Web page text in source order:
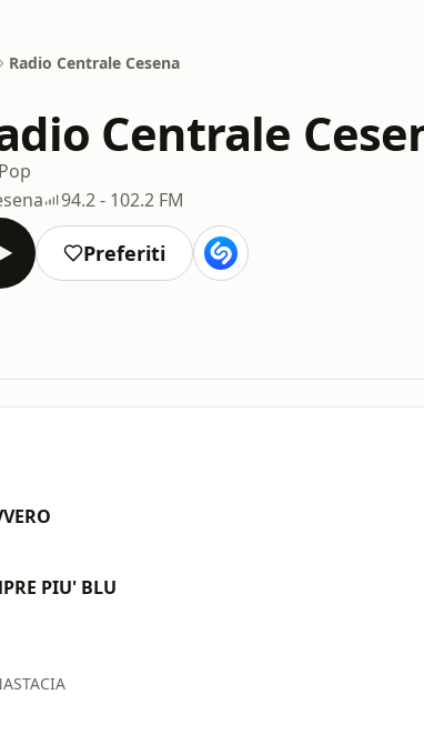
Radio Centrale Cesena
Centrale
Pop
94.2 - 102.2 FM
Preferiti
PIU' BLU